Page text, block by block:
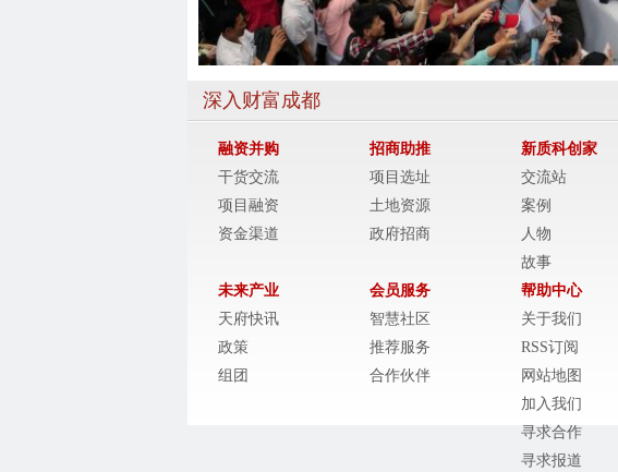
深入财富成都
融资并购
干货交流
项目融资
资金渠道
招商助推
项目选址
土地资源
政府招商
新质科创家
交流站
案例
人物
故事
未来产业
天府快讯
政策
组团
会员服务
智慧社区
推荐服务
合作伙伴
帮助中心
关于我们
RSS订阅
网站地图
加入我们
寻求合作
寻求报道